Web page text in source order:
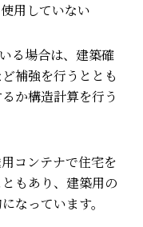
用していない
る場合は、建築確
補強を行うととも
か構造計算を行う
コンテナで住宅を
もあり、建築用の
なっています。